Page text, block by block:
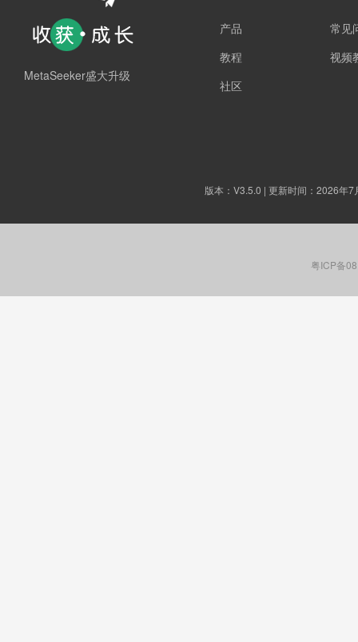
MetaSeeker盛大升级
产品
教程
社区
常见
视频
版本： V3.5.0 | 更新时间：2026年
粤ICP备